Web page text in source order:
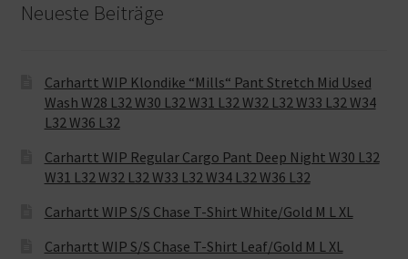
Neueste Beiträge
Carhartt WIP Klondike “Mills“ Pant Stretch Mid Used
Wash W28 L32 W30 L32 W31 L32 W32 L32 W33 L32 W34
L32 W36 L32
Carhartt WIP Regular Cargo Pant Deep Night W30 L32
W31 L32 W32 L32 W33 L32 W34 L32 W36 L32
Carhartt WIP S/S Chase T-Shirt White/Gold M L XL
Carhartt WIP S/S Chase T-Shirt Leaf/Gold M L XL